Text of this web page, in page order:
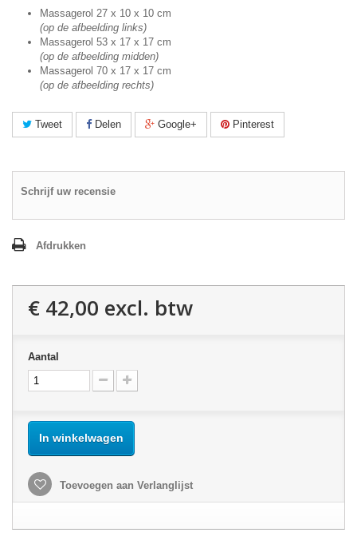
Massagerol 27 x 10 x 10 cm
(op de afbeelding links)
Massagerol 53 x 17 x 17 cm
(op de afbeelding midden)
Massagerol 70 x 17 x 17 cm
(op de afbeelding rechts)
Tweet Delen Google+ Pinterest
Schrijf uw recensie
Afdrukken
€ 42,00 excl. btw
Aantal
In winkelwagen
Toevoegen aan Verlanglijst